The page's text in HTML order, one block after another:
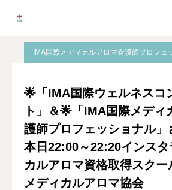
IMA国際メディカルアロマ看
IMA国際メディカルアロマ看護師プロフェ
🌟「IMA国際ウェルネスコ
ト」＆🌟「IMA国際メディ
護師プロフェッショナル」
本日22:00～22:20インスタ
カルアロマ資格取得スク
メディカルアロマ協会
Instagram
無料個別相談
当校について